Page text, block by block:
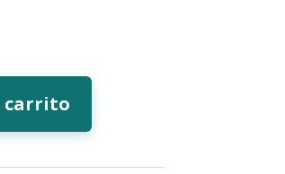
carrito